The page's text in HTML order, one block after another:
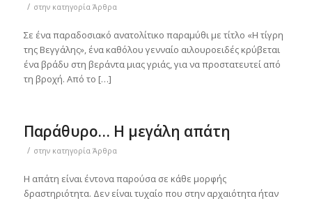
/ στην κατηγορία Άρθρα
Σε ένα παραδοσιακό ανατολίτικο παραμύθι με τίτλο «Η τίγρη
της Βεγγάλης», ένα καθόλου γενναίο αιλουροειδές κρύβεται
ένα βράδυ στη βεράντα μιας γριάς, για να προστατευτεί από
τη βροχή. Από το […]
Παράθυρο… Η μεγάλη απάτη
/ στην κατηγορία Άρθρα
Η απάτη είναι έντονα παρούσα σε κάθε μορφής
δραστηριότητα. Δεν είναι τυχαίο που στην αρχαιότητα ήταν